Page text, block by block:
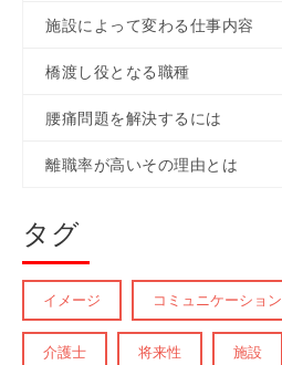
施設によって変わる仕事内容
橋渡し役となる職種
腰痛問題を解決するには
離職率が高いその理由とは
タグ
イメージ コミュニケーション
介護士 将来性 施設